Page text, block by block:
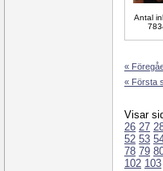
Antal
«
« Första
Visar
26 27
52 53
78 79
102 103